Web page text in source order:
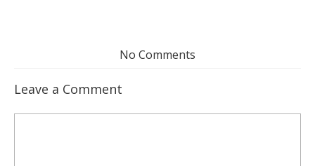
No Comments
Leave a Comment